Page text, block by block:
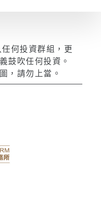
何投資群組，更
鼓吹任何投資。
，請勿上當。